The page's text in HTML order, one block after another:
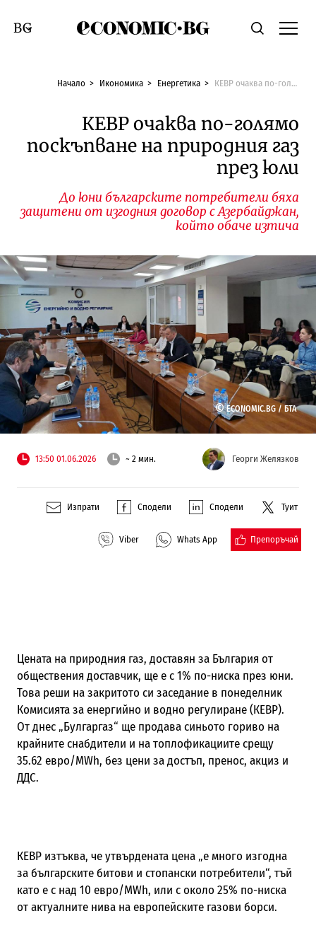
Economic.bgТърсене
Смяна на език
Начало Икономика Енергетика КЕВР очаква по-голямо поскъпване на природния газ през юли
КЕВР очаква по-голямо
поскъпване на природния газ
през юли
До юни българските потребители бяха
защитени от изгодния договор с Азербайджан,
който обаче изтича
©ECONOMIC.BG / БТА
13:50 01.06.2026 ~ 2 мин. Георги Желязков
Изпрати Сподели Сподели Туит
Viber Whats App Препоръчай
Цената на природния газ, доставян за България от
обществения доставчик, ще е с 1% по-ниска през юни.
Това реши на закритото си заседание в понеделник
Комисията за енергийно и водно регулиране (КЕВР).
От днес „Булгаргаз“ ще продава синьото гориво на
крайните снабдители и на топлофикациите срещу
35.62 евро/MWh, без цени за достъп, пренос, акциз и
ДДС.
КЕВР изтъква, че утвърдената цена „е много изгодна
за българските битови и стопански потребители“, тъй
като е с над 10 евро/MWh, или с около 25% по-ниска
от актуалните нива на европейските газови борси.